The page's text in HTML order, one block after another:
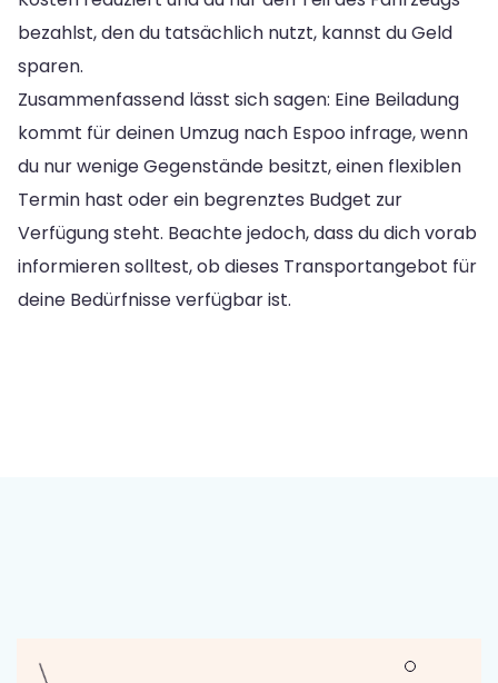
bezahlst, den du tatsächlich nutzt, kannst du Geld
sparen.
Zusammenfassend lässt sich sagen: Eine Beiladung
kommt für deinen Umzug nach Espoo infrage, wenn
du nur wenige Gegenstände besitzt, einen flexiblen
Termin hast oder ein begrenztes Budget zur
Verfügung steht. Beachte jedoch, dass du dich vorab
informieren solltest, ob dieses Transportangebot für
deine Bedürfnisse verfügbar ist.